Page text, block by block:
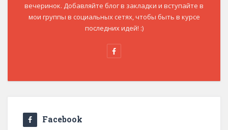
вечеринок. Добавляйте блог в закладки и вступайте в
мои группы в социальных сетях, чтобы быть в курсе
последних идей! :)
Facebook